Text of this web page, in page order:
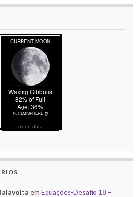
moon data
em Equações-Desafio 18 –